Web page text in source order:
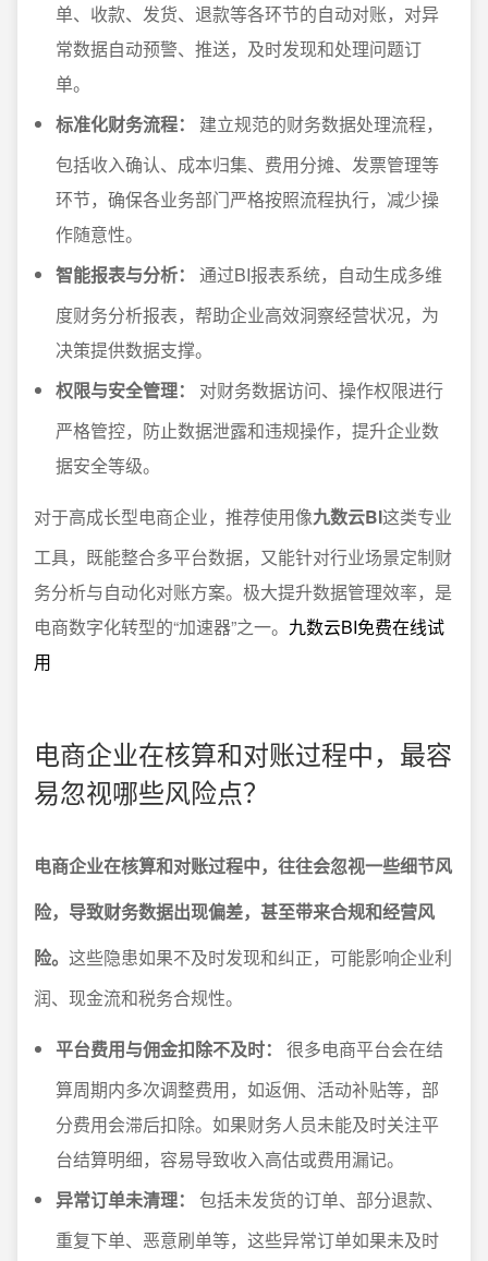
单、收款、发货、退款等各环节的自动对账，对异
常数据自动预警、推送，及时发现和处理问题订
单。
标准化财务流程：
建立规范的财务数据处理流程，
包括收入确认、成本归集、费用分摊、发票管理等
环节，确保各业务部门严格按照流程执行，减少操
作随意性。
智能报表与分析：
通过BI报表系统，自动生成多维
度财务分析报表，帮助企业高效洞察经营状况，为
决策提供数据支撑。
权限与安全管理：
对财务数据访问、操作权限进行
严格管控，防止数据泄露和违规操作，提升企业数
据安全等级。
对于高成长型电商企业，推荐使用像九数云BI这类专业
工具，既能整合多平台数据，又能针对行业场景定制财
务分析与自动化对账方案。极大提升数据管理效率，是
电商数字化转型的“加速器”之一。 九数云BI免费在线试
用
电商企业在核算和对账过程中，最容
易忽视哪些风险点？
电商企业在核算和对账过程中，往往会忽视一些细节风
险，导致财务数据出现偏差，甚至带来合规和经营风
险。 这些隐患如果不及时发现和纠正，可能影响企业利
润、现金流和税务合规性。
平台费用与佣金扣除不及时：
很多电商平台会在结
算周期内多次调整费用，如返佣、活动补贴等，部
分费用会滞后扣除。如果财务人员未能及时关注平
台结算明细，容易导致收入高估或费用漏记。
异常订单未清理：
包括未发货的订单、部分退款、
重复下单、恶意刷单等，这些异常订单如果未及时